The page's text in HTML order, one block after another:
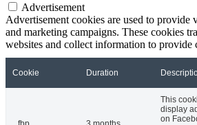
Advertisement
Advertisement cookies are used to provide
and marketing campaigns. These cookies
websites and collect information to provide
Cookie Duration
This
display
on